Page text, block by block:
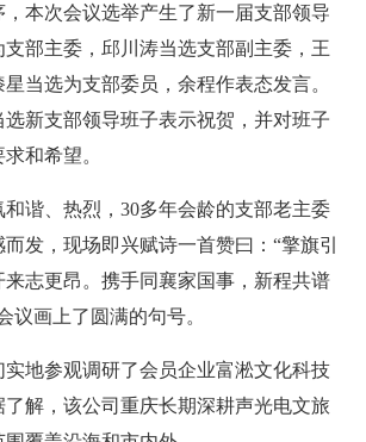
本次会议选举产生了新一届支部领导
部主委，邱川涛当选支部副主委，王
当选为支部委员，余程作表态发言。
选新支部领导班子表示祝贺，并对班子
和希望。
谐、热烈，30多年会龄的支部老主委
发，现场即兴赋诗一首赞曰：“擎旗引
志更昂。携手同襄家国事，新程共谱
议画上了圆满的句号。
实地参观调研了会员企业富淞文化科技
解，该公司重庆长期深耕声光电文旅